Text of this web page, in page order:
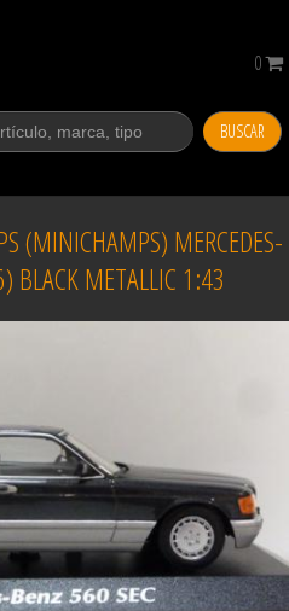
BUSCAR
0
(MINICHAMPS) MERCEDES-
BLACK METALLIC 1:43